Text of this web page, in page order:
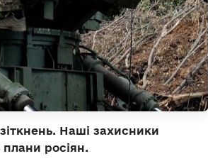
Наші захисники
росіян.